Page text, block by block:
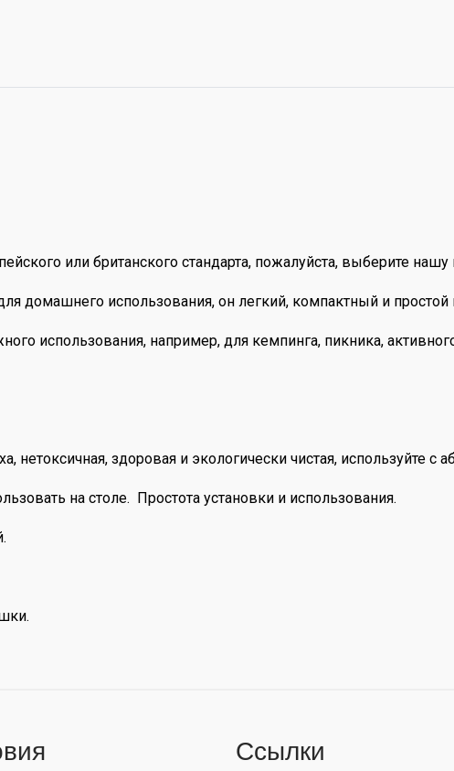
или британского стандарта, пожалуйста, выберите
домашнего использования, он легкий, компактный и простой
использования, например, для кемпинга, пикника,
нетоксичная, здоровая и экологически чистая, используйте
на столе. Простота установки и использования.
Ссылки